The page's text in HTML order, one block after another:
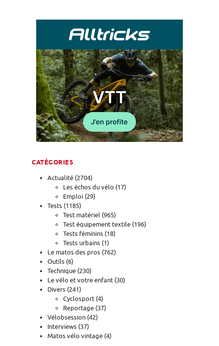
CATÉGORIES
Actualité (2704)
Les échos du vélo (17)
Emploi (29)
Tests (1185)
Test matériel (965)
Test équipement textile (196)
Tests féminins (18)
Tests urbains (1)
Le matos des pros (762)
Outils (6)
Technique (230)
Le vélo et votre enfant (30)
Divers (241)
Cyclosport (4)
Reportage (37)
Vélobsession (42)
Interviews (37)
Matos vélo vintage (4)